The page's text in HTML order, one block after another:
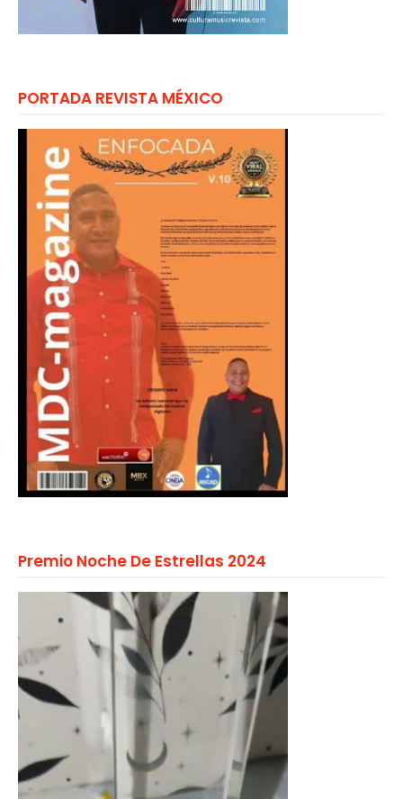
PORTADA REVISTA MÉXICO
Premio Noche De Estrellas 2024